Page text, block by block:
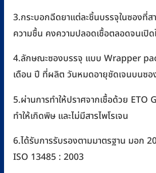
3.กระบอกฉีดยาแต่ละชิ้นบรรจุในซองที่
ความชื้น คงความปลอดเชื้อตลอดจนเปิด
4.ลักษณะซองบรรจุ แบบ Wrapper
เดือน ปี ที่ผลิต วันหมดอายุชัดเจนบนซอ
5.ผ่านการทำให้ปราศจากเชื้อด้วย ETO
ทำให้เกิดพิษ และไม่มีสารไพโรเจน
6.ได้รับการรับรองตามมาตรฐาน มอก
ISO 13485 : 2003